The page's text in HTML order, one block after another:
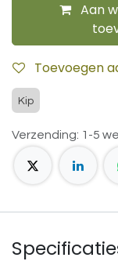
Aan
Toevoegen
Kip
Verzending: 1-5